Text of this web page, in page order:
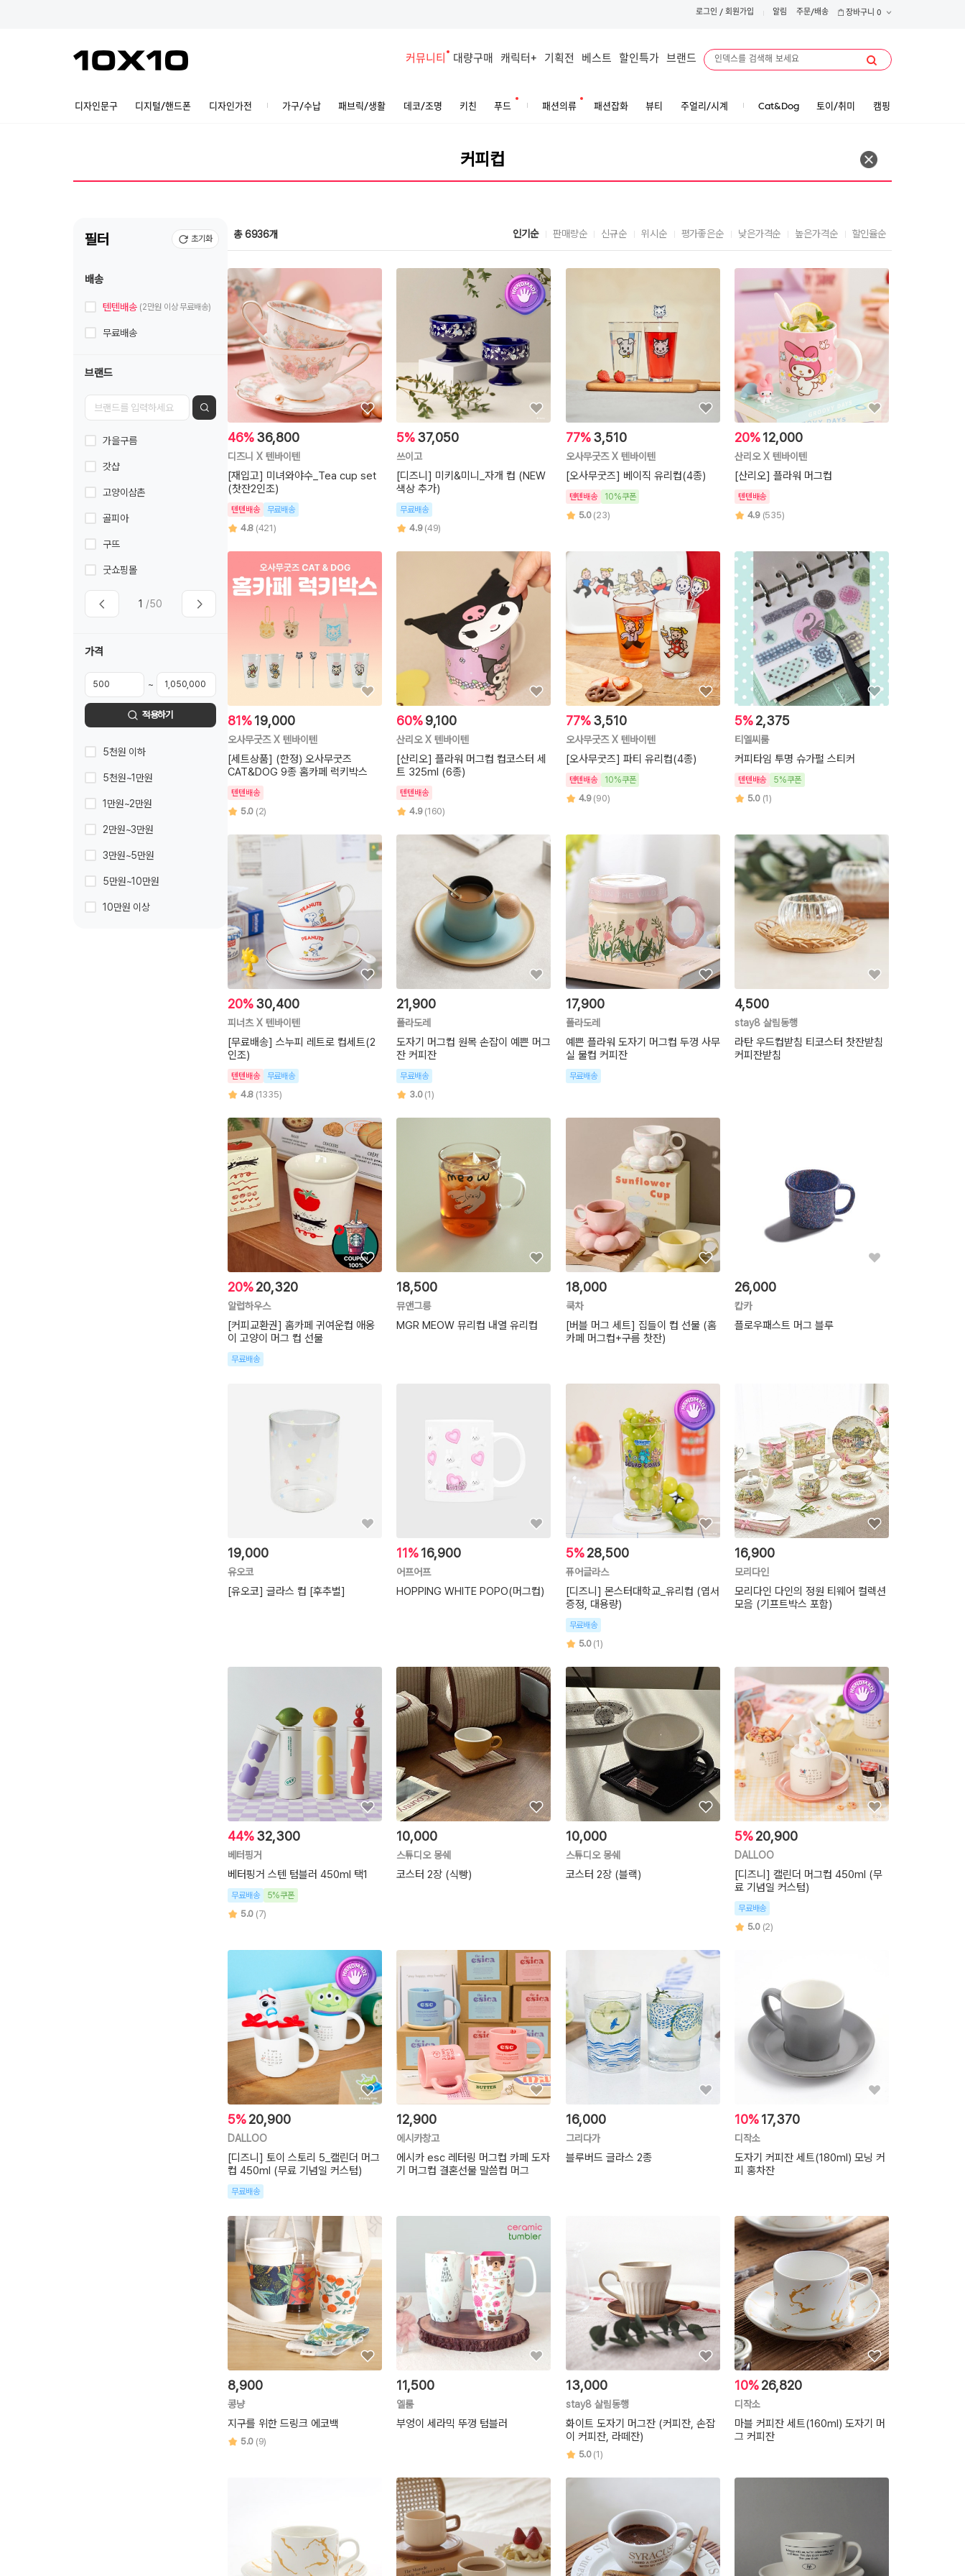
로그인 / 회원가입 알림 주문/배송 장바구니 0
커뮤니티 대량구매 캐릭터+ 기획전 베스트 할인특가 브랜드
디자인문구 디지털/핸드폰 디자인가전 가구/수납 패브릭/생활 데코/조명 키친 푸드 패션의류 패션잡화 뷰티 주얼리/시계 Cat&Dog 토이/취미 캠핑
필터 초기화
배송
텐텐배송 (2만원 이상 무료배송)
무료배송
브랜드
가을구름
갓샵
고양이삼촌
골피아
구뜨
굿쇼핑몰
1 /50
가격
~
적용하기
5천원 이하
5천원~1만원
1만원~2만원
2만원~3만원
3만원~5만원
5만원~10만원
10만원 이상
총 6936개 인기순 판매량순 신규순 위시순 평가좋은순 낮은가격순 높은가격순 할인율순
46%36,800
디즈니 X 텐바이텐
[재입고] 미녀와야수_Tea cup set
(찻잔2인조)
텐텐배송 무료배송
4.8 (421)
5%37,050
쓰이고
[디즈니] 미키&미니_자개 컵 (NEW
색상 추가)
무료배송
4.9 (49)
77% 3,510
오사무굿즈 X 텐바이텐
[오사무굿즈] 베이직 유리컵(4종)
텐텐배송 10%쿠폰
5.0 (23)
20% 12,000
산리오 X 텐바이텐
[산리오] 플라워 머그컵
텐텐배송
4.9 (535)
81%19,000
오사무굿즈 X 텐바이텐
[세트상품] (한정) 오사무굿즈
CAT&DOG 9종 홈카페 럭키박스
텐텐배송
5.0 (2)
60%9,100
산리오 X 텐바이텐
[산리오] 플라워 머그컵 컵코스터 세
트 325ml (6종)
텐텐배송
4.9 (160)
77% 3,510
오사무굿즈 X 텐바이텐
[오사무굿즈] 파티 유리컵(4종)
텐텐배송 10%쿠폰
4.9 (90)
5% 2,375
티엘씨룸
커피타임 투명 슈가펄 스티커
텐텐배송 5%쿠폰
5.0 (1)
20%30,400
피너츠 X 텐바이텐
[무료배송] 스누피 레트로 컵세트(2
인조)
텐텐배송 무료배송
4.8 (1335)
21,900
폴라도레
도자기 머그컵 원목 손잡이 예쁜 머그
잔 커피잔
무료배송
3.0 (1)
17,900
폴라도레
예쁜 플라워 도자기 머그컵 두껑 사무
실 물컵 커피잔
무료배송
4,500
stay8 살림동행
라탄 우드컵받침 티코스터 찻잔받침
커피잔받침
20%20,320
알럽하우스
[커피교환권] 홈카페 귀여운컵 애옹
이 고양이 머그 컵 선물
무료배송
18,500
뮤앤그릉
MGR MEOW 뮤리컵 내열 유리컵
18,000
쿡차
[버블 머그 세트] 집들이 컵 선물 (홈
카페 머그컵+구름 찻잔)
26,000
캅카
플로우패스트 머그 블루
19,000
유오코
[유오코] 글라스 컵 [후추별]
11%16,900
어프어프
HOPPING WHITE POPO(머그컵)
5% 28,500
퓨어글라스
[디즈니] 몬스터대학교_유리컵 (엽서
증정, 대용량)
무료배송
5.0 (1)
16,900
모리다인
모리다인 다인의 정원 티웨어 컬렉션
모음 (기프트박스 포함)
44%32,300
베터핑거
베터핑거 스텐 텀블러 450ml 택1
무료배송 5%쿠폰
5.0 (7)
10,000
스튜디오 몽쉐
코스터 2장 (식빵)
10,000
스튜디오 몽쉐
코스터 2장 (블랙)
5% 20,900
DALLOO
[디즈니] 캘린더 머그컵 450ml (무
료 기념일 커스텀)
무료배송
5.0 (2)
5%20,900
DALLOO
[디즈니] 토이 스토리 5_캘린더 머그
컵 450ml (무료 기념일 커스텀)
무료배송
12,900
에시카창고
에시카 esc 레터링 머그컵 카페 도자
기 머그컵 결혼선물 말씀컵 머그
16,000
그리다가
블루버드 글라스 2종
10% 17,370
디작소
도자기 커피잔 세트(180ml) 모닝 커
피 홍차잔
8,900
콩냥
지구를 위한 드링크 에코백
5.0 (9)
11,500
엘룸
부엉이 세라믹 뚜껑 텀블러
13,000
stay8 살림동행
화이트 도자기 머그잔 (커피잔, 손잡
이 커피잔, 라떼잔)
5.0 (1)
10% 26,820
디작소
마블 커피잔 세트(160ml) 도자기 머
그 커피잔